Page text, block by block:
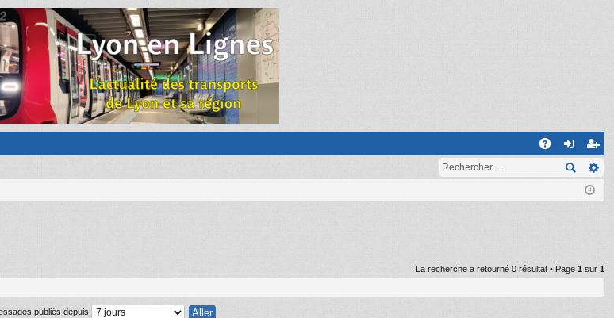
on ns
cri
La recherche a retourné 0 résultat • Page 1 sur 1
publiés depuis